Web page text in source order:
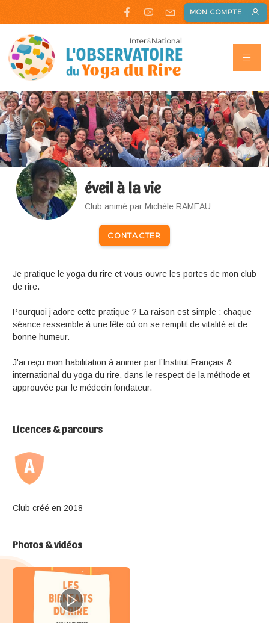
MON COMPTE
éveil à la vie
Club animé par Michèle RAMEAU
CONTACTER
Je pratique le yoga du rire et vous ouvre les portes de mon club
de rire.
Pourquoi j’adore cette pratique ? La raison est simple : chaque
séance ressemble à une fête où on se remplit de vitalité et de
bonne humeur.
J'ai reçu mon habilitation à animer par l’Institut Français &
international du yoga du rire, dans le respect de la méthode et
approuvée par le médecin fondateur.
Licences & parcours
Club créé en 2018
Photos & vidéos